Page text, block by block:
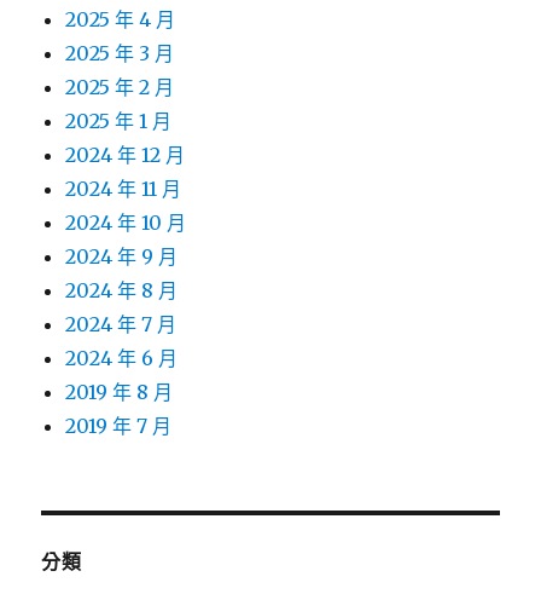
2025 年 4 月
2025 年 3 月
2025 年 2 月
2025 年 1 月
2024 年 12 月
2024 年 11 月
2024 年 10 月
2024 年 9 月
2024 年 8 月
2024 年 7 月
2024 年 6 月
2019 年 8 月
2019 年 7 月
分類